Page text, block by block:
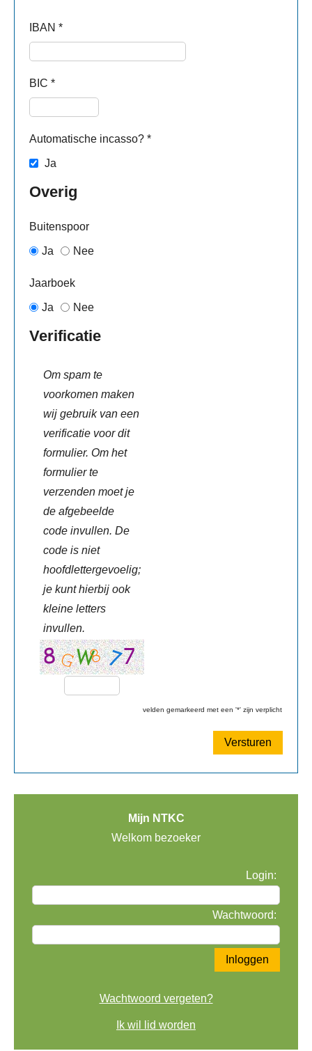
IBAN *
BIC *
Automatische incasso? *
Ja
Overig
Buitenspoor
Ja Nee
Jaarboek
Ja Nee
Verificatie
Om spam te
voorkomen maken
wij gebruik van een
verificatie voor dit
formulier. Om het
formulier te
verzenden moet je
de afgebeelde
code invullen. De
code is niet
hoofdlettergevoelig;
je kunt hierbij ook
kleine letters
invullen.
velden gemarkeerd met een '*' zijn verplicht
Mijn NTKC
Welkom bezoeker
Login:
Wachtwoord:
Wachtwoord vergeten?
Ik wil lid worden